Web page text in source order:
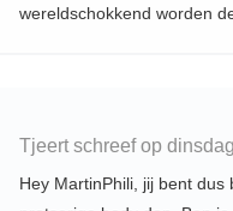
wereldschokkend worden
Tjeert schreef op
Hey MartinPhili, jij bent